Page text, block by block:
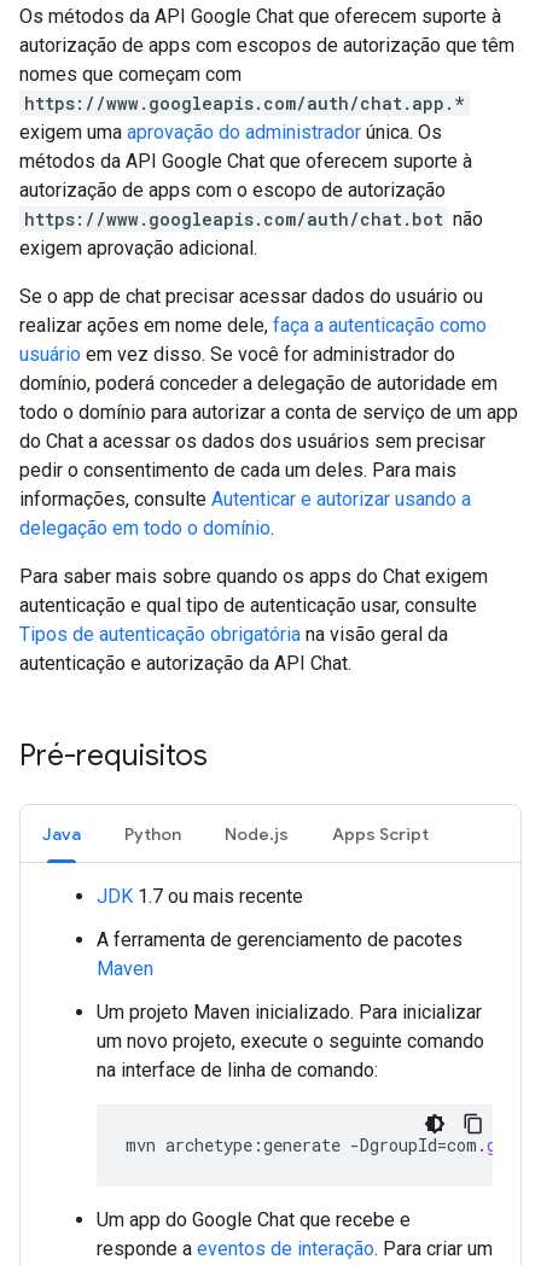
Os métodos da API Google Chat que oferecem suporte à
autorização de apps com escopos de autorização que têm
nomes que começam com
https://www.googleapis.com/auth/chat.app.*
exigem uma aprovação do administrador única. Os
métodos da API Google Chat que oferecem suporte à
autorização de apps com o escopo de autorização
https://www.googleapis.com/auth/chat.bot não
exigem aprovação adicional.
Se o app de chat precisar acessar dados do usuário ou
realizar ações em nome dele, faça a autenticação como
usuário em vez disso. Se você for administrador do
domínio, poderá conceder a delegação de autoridade em
todo o domínio para autorizar a conta de serviço de um app
do Chat a acessar os dados dos usuários sem precisar
pedir o consentimento de cada um deles. Para mais
informações, consulte Autenticar e autorizar usando a
delegação em todo o domínio.
Para saber mais sobre quando os apps do Chat exigem
autenticação e qual tipo de autenticação usar, consulte
Tipos de autenticação obrigatória na visão geral da
autenticação e autorização da API Chat.
Pré-requisitos
Java Python Node.js Apps Script
JDK 1.7 ou mais recente
A ferramenta de gerenciamento de pacotes
Maven
Um projeto Maven inicializado. Para inicializar
um novo projeto, execute o seguinte comando
na interface de linha de comando:
mvn archetype :generate -DgroupId=com .
Um app do Google Chat que recebe e
responde a eventos de interação. Para criar um